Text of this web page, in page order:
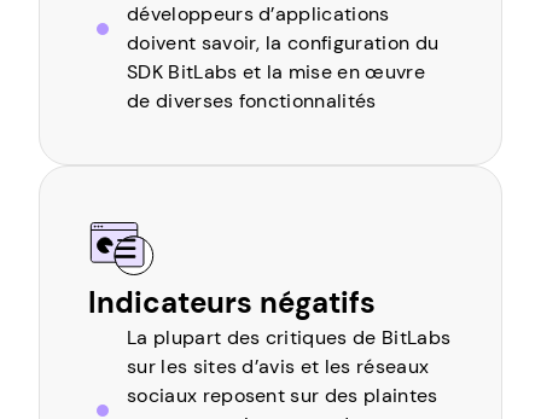
développeurs d’applications
doivent savoir, la configuration du
SDK BitLabs et la mise en œuvre
de diverses fonctionnalités
Indicateurs négatifs
La plupart des critiques de BitLabs
sur les sites d’avis et les réseaux
sociaux reposent sur des plaintes